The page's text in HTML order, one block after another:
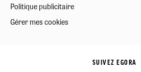
Politique publicitaire
Gérer mes cookies
SUIVEZ EGORA